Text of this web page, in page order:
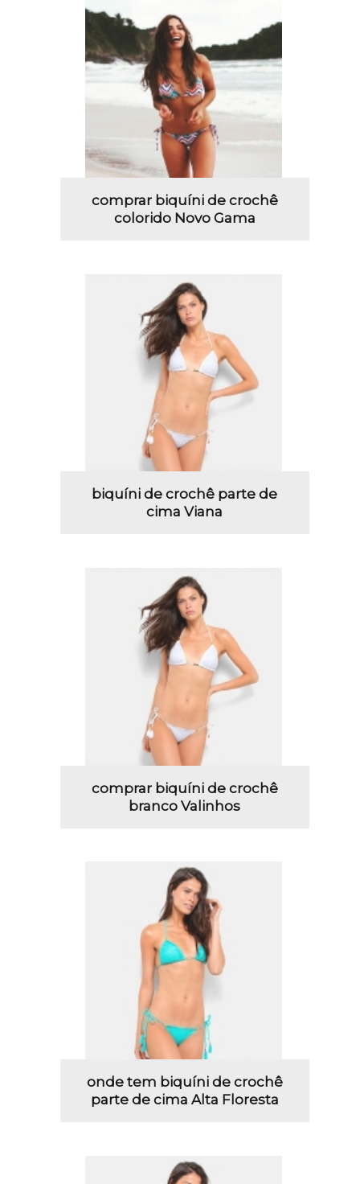
comprar biquíni de crochê
colorido Novo Gama
biquíni de crochê parte de
cima Viana
comprar biquíni de crochê
branco Valinhos
onde tem biquíni de crochê
parte de cima Alta Floresta